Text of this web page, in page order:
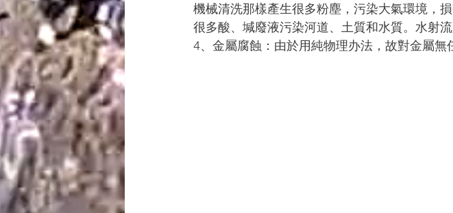
機械清洗那樣產生很多粉塵，污染大氣環境，
很多酸、堿廢液污染河道、土質和水質。水射
4、金屬腐蝕：由於用純物理办法，故對金屬無